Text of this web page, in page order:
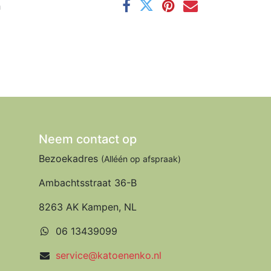
Neem contact op
Bezoekadres (Alléén op afspraak)
Ambachtsstraat 36-B
8263 AK Kampen, NL
06 13439099
service@katoenenko.nl